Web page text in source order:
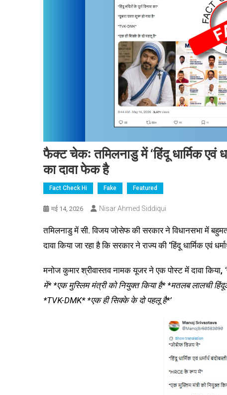
फैक्ट चेकः तमिलनाडु में ‘हिंदू धार्मिक एवं
का दावा फेक है
Fact Check Hi Fake Featured
मई 14, 2026 Nisar Ahmed Siddiqui
तमिलनाडु में सी. विजय जोसेफ की सरकार ने विधानसभा में
दावा किया जा रहा है कि सरकार ने राज्य की ‘हिंदू धार्मिक एवं
मनोज कुमार श्रीवास्तव नामक यूजर ने एक पोस्ट में दावा किया,
में* *एक मुस्लिम मंत्री को नियुक्त किया है* *मतलब लालची
*TVK-DMK* *एक ही सिक्के के दो पहलू है*’